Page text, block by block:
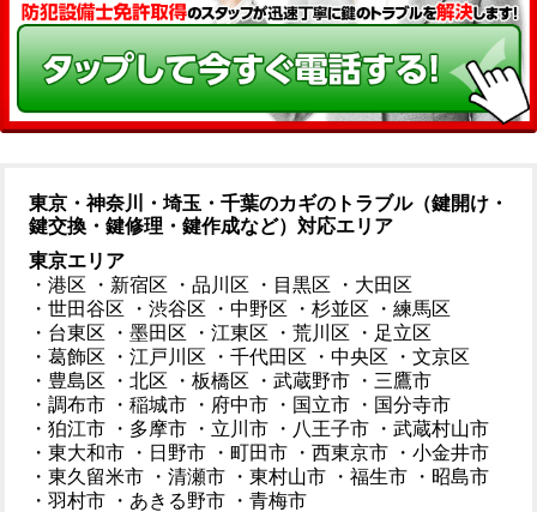
東京・神奈川・埼玉・千葉のカギのトラブル（鍵開け・
鍵交換・鍵修理・鍵作成など）対応エリア
東京エリア
・港区
・新宿区 ・品川区 ・目黒区
・大田区
・世田谷区
・渋谷区 ・中野区 ・杉並区
・練馬区
・台東区
・墨田区 ・江東区 ・荒川区
・足立区
・葛飾区
・江戸川区 ・千代田区 ・中央区
・文京区
・豊島区
・北区 ・板橋区 ・武蔵野市
・三鷹市
・調布市
・稲城市 ・府中市 ・国立市
・国分寺市
・狛江市
・多摩市 ・立川市 ・八王子市
・武蔵村山市
・東大和市
・日野市 ・町田市 ・西東京市
・小金井市
・東久留米市
・清瀬市 ・東村山市 ・福生市
・昭島市
・羽村市
・あきる野市
・青梅市